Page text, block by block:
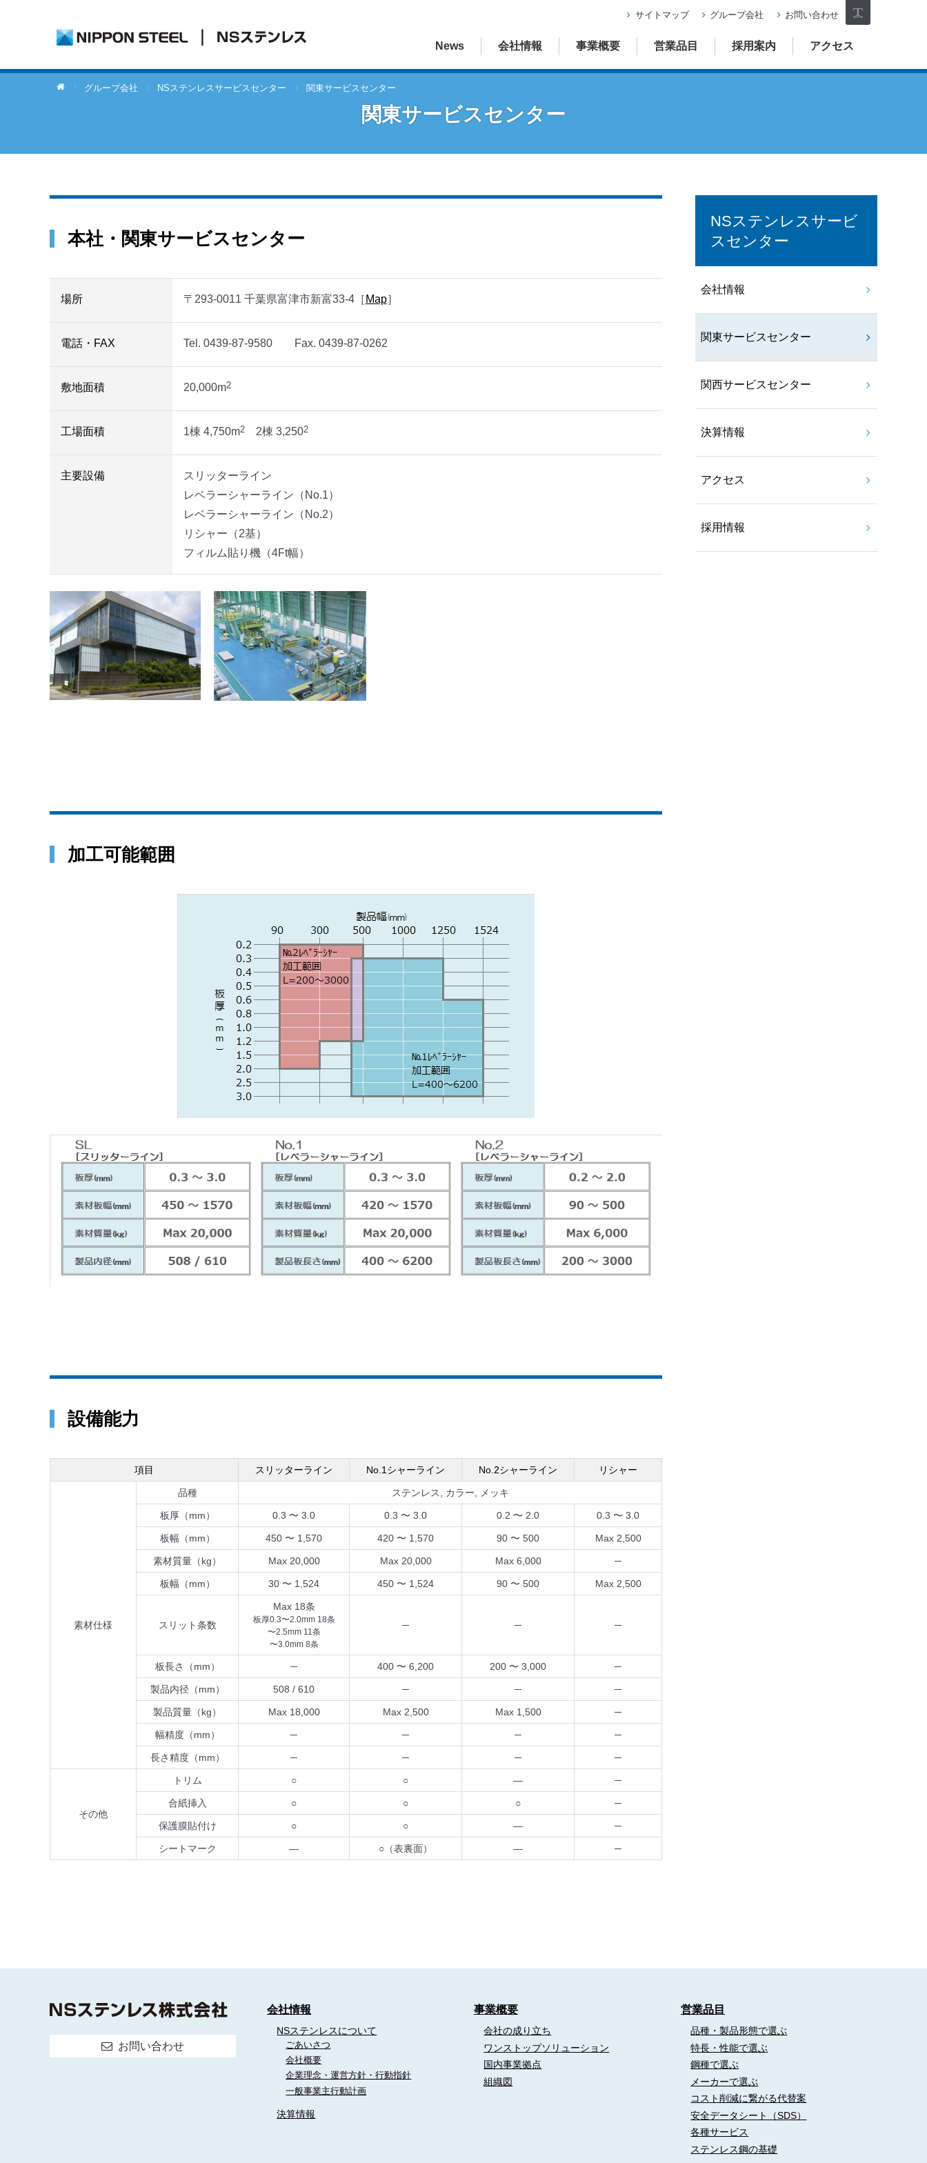
News 会社情報 事業概要 営業品目 採用案内 アクセス
サイトマップ グループ会社 お問い合わせ
ント
グループ会社 NSステンレスサービスセンター 関東サービスセンター
関東サービスセンター
本社・関東サービスセンター
場所 〒293-0011 千葉県富津市新富33-4［ Map］
電話・FAX Tel. 0439-87-9580 Fax. 0439-87-0262
敷地面積 20,000m2
工場面積 1棟 4,750m22棟 3,2502
主要設備
スリッターライン
レベラーシャーライン（No.1）
レベラーシャーライン（No.2）
リシャー（2基）
フィルム貼り機（4Ft幅）
加工可能範囲
設備能力
項目 スリッターライン No.1シャーライン No.2シャーライン リシャー
素材仕様
品種 ステンレス, カラー, メッキ
板厚（mm） 0.3 〜 3.0 0.3 〜 3.0 0.2 〜 2.0 0.3 〜 3.0
板幅（mm） 450 〜 1,570 420 〜 1,570 90 〜 500 Max 2,500
素材質量（kg） Max 20,000 Max 20,000 Max 6,000 ─
板幅（mm） 30 〜 1,524 450 〜 1,524 90 〜 500 Max 2,500
スリット条数
Max 18条
板厚0.3〜2.0mm 18条
〜2.5mm 11条
〜3.0mm 8条
─ ─ ─
板長さ（mm） ─ 400 〜 6,200 200 〜 3,000 ─
製品内径（mm） 508 / 610 ─ ─ ─
製品質量（kg） Max 18,000 Max 2,500 Max 1,500 ─
幅精度（mm） ─ ─ ─ ─
長さ精度（mm） ─ ─ ─ ─
その他
トリム ○ ○ ― ─
合紙挿入 ○ ○ ○ ─
保護膜貼付け ○ ○ ― ─
シートマーク ― ○（表裏面） ― ─
NSステンレスサービ
スセンター
会社情報
関東サービスセンター
関西サービスセンター
決算情報
アクセス
採用情報
お問い合わせ
会社情報
NSステンレスについて
ごあいさつ
会社概要
企業理念・運営方針・行動指針
一般事業主行動計画
決算情報
事業概要
会社の成り立ち
ワンストップソリューション
国内事業拠点
組織図
営業品目
品種・製品形態で選ぶ
特長・性能で選ぶ
鋼種で選ぶ
メーカーで選ぶ
コスト削減に繋がる代替案
安全データシート（SDS）
各種サービス
ステンレス鋼の基礎